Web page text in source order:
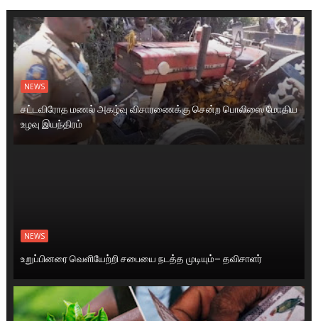
NEWS
சட்டவிரோத மணல் அகழ்வு விசாரணைக்கு சென்ற பொலிஸை மோதிய
உழவு இயந்திரம்
NEWS
உறுப்பினரை வெளியேற்றி சபையை நடத்த முடியும்– தவிசாளர்